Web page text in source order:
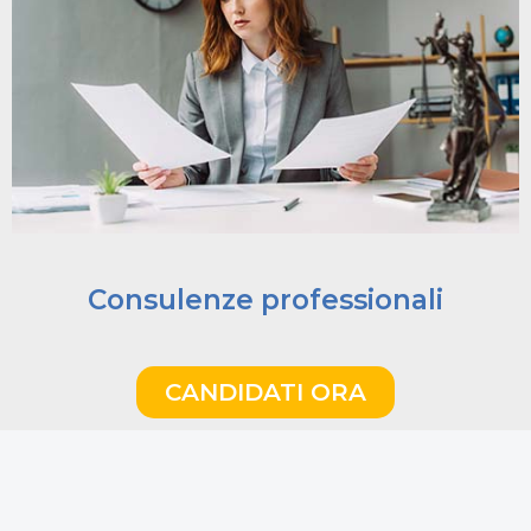
Consulenze professionali
CANDIDATI ORA